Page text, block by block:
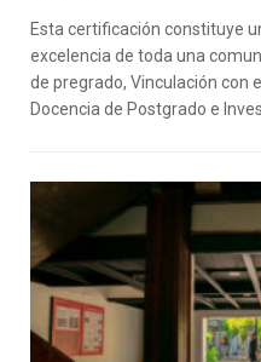
Esta certificación constituye
excelencia de toda una
de pregrado, Vinculación con
Docencia de Postgrado e